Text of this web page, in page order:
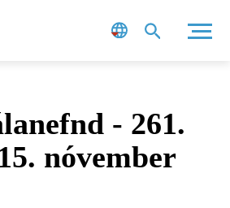
- 261.
nóvember